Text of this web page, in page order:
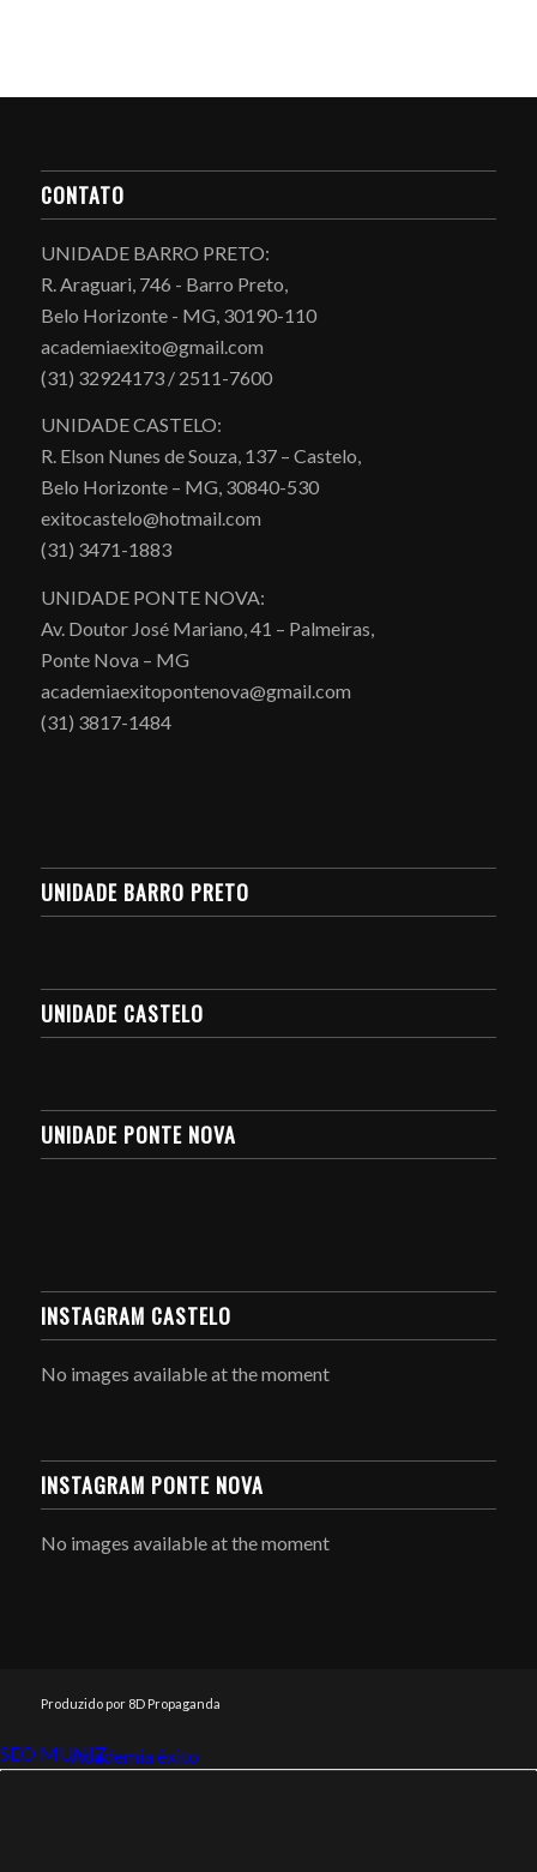
CONTATO
UNIDADE BARRO PRETO:
R. Araguari, 746 - Barro Preto,
Belo Horizonte - MG, 30190-110
academiaexito@gmail.com
(31) 32924173 / 2511-7600
UNIDADE CASTELO:
R. Elson Nunes de Souza, 137 – Castelo,
Belo Horizonte – MG, 30840-530
exitocastelo@hotmail.com
(31) 3471-1883
UNIDADE PONTE NOVA:
Av. Doutor José Mariano, 41 – Palmeiras,
Ponte Nova – MG
academiaexitopontenova@gmail.com
(31) 3817-1484
UNIDADE BARRO PRETO
UNIDADE CASTELO
UNIDADE PONTE NOVA
INSTAGRAM CASTELO
No images available at the moment
INSTAGRAM PONTE NOVA
No images available at the moment
Produzido por 8D Propaganda
SEO MUNIZ
Link112Academia êxito